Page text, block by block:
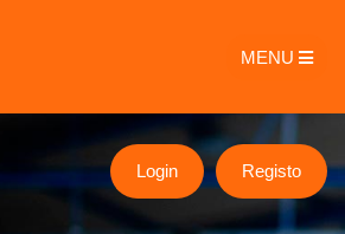
MENU
Registo
Login